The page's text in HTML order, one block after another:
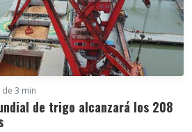
de 3 min
de trigo alcanzará los 208